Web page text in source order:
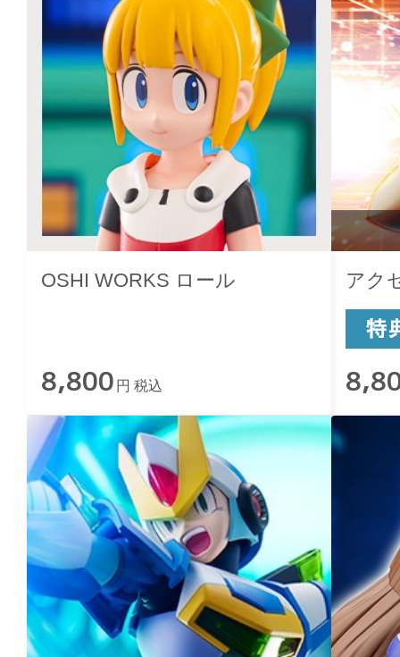
OSHI WORKS ロール
8,800 円 税込
アク